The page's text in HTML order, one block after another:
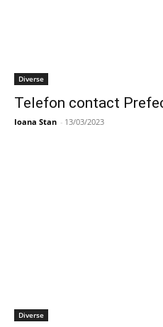
Diverse
Telefon contact
Ioana Stan - 13/03/2023
Diverse